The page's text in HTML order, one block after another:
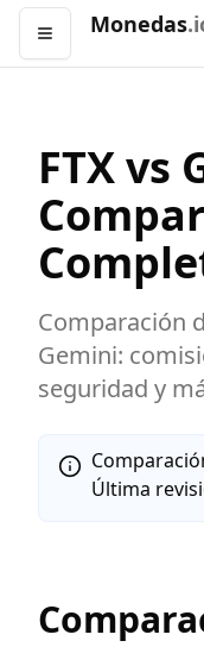
Abrir menú
Monedas
FTXvs
Comparación
Gemini:
seguridad y
Última